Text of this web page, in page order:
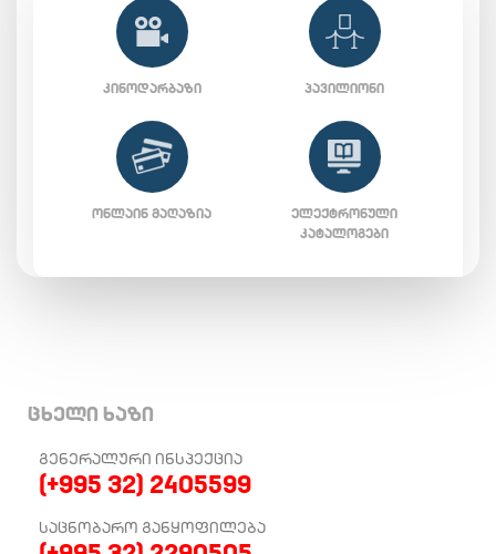
ᲙᲘᲜᲝᲓᲐᲠᲑᲐᲖᲘ ᲞᲐᲕᲘᲚᲘᲝᲜᲘ
ᲝᲜᲚᲐᲘᲜ ᲛᲐᲦᲐᲖᲘᲐ
ᲔᲚᲔᲥᲢᲠᲝᲜᲣᲚᲘ
ᲙᲐᲢᲐᲚᲝᲒᲔᲑᲘ
ცხელი ხაზი
ᲒᲔᲜᲔᲠᲐᲚᲣᲠᲘ ᲘᲜᲡᲞᲔᲥᲪᲘᲐ
(+995 32) 2405599
ᲡᲐᲪᲜᲝᲑᲐᲠᲝ ᲒᲐᲜᲧᲝᲤᲘᲚᲔᲑᲐ